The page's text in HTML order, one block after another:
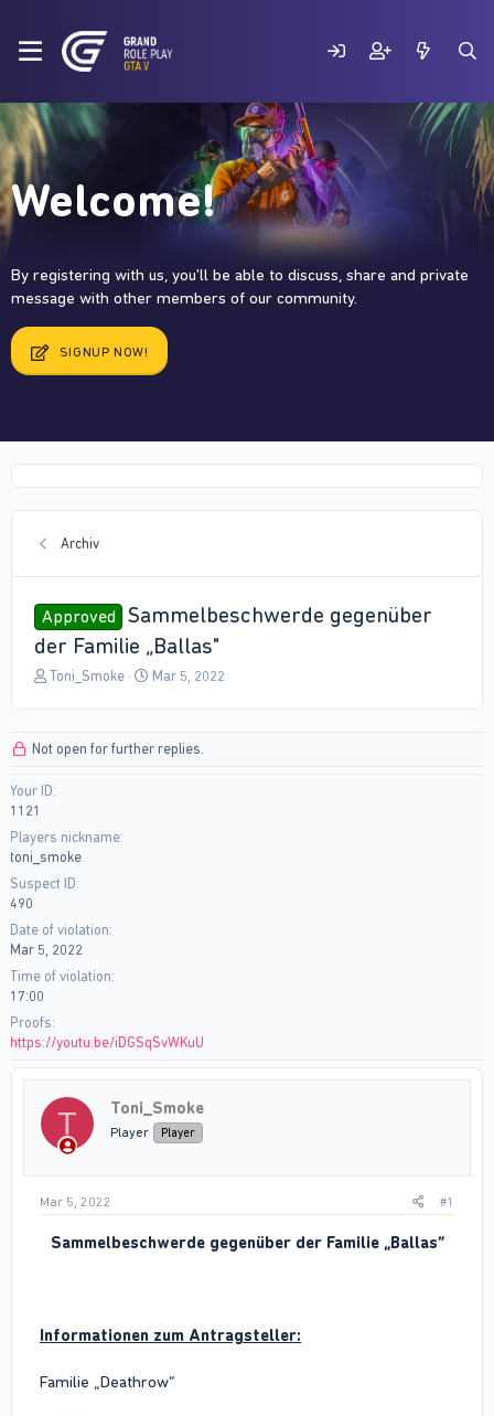
Welcome!
By registering with us, you'll be able to discuss, share and private
message with other members of our community.
SIGNUP NOW!
Archiv
Approved
Sammelbeschwerde gegenüber
der Familie „Ballas"
T
a
s
a
r
e
Toni_Smoke
SMar 5, 2022
Not open for further replies.
Your ID
1121
Players nickname
toni_smoke
Suspect ID
490
Date of violation
Mar 5, 2022
Time of violation
17:00
Proofs
https://youtu.be/iDGSqSvWKuU
T Toni_Smoke
Player Player
Mar 5, 2022 #1
Sammelbeschwerde gegenüber der Familie „Ballas“
Informationen zum Antragsteller:
Familie „Deathrow“